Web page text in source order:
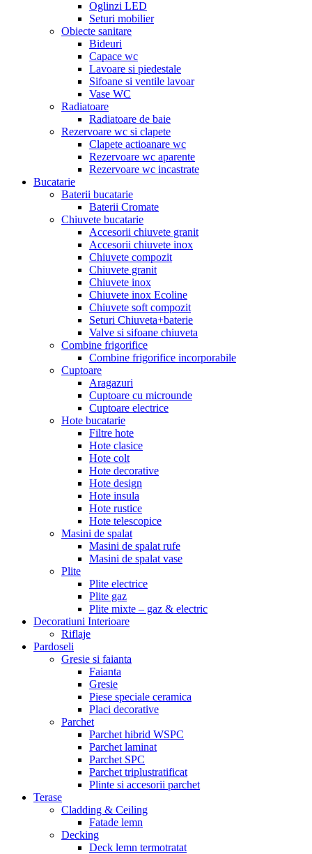
Oglinzi LED
Seturi mobilier
Obiecte sanitare
Bideuri
Capace wc
Lavoare si piedestale
Sifoane si ventile lavoar
Vase WC
Radiatoare
Radiatoare de baie
Rezervoare wc si clapete
Clapete actioanare wc
Rezervoare wc aparente
Rezervoare wc incastrate
Bucatarie
Baterii bucatarie
Baterii Cromate
Chiuvete bucatarie
Accesorii chiuvete granit
Accesorii chiuvete inox
Chiuvete compozit
Chiuvete granit
Chiuvete inox
Chiuvete inox Ecoline
Chiuvete soft compozit
Seturi Chiuveta+baterie
Valve si sifoane chiuveta
Combine frigorifice
Combine frigorifice incorporabile
Cuptoare
Aragazuri
Cuptoare cu microunde
Cuptoare electrice
Hote bucatarie
Filtre hote
Hote clasice
Hote colt
Hote decorative
Hote design
Hote insula
Hote rustice
Hote telescopice
Masini de spalat
Masini de spalat rufe
Masini de spalat vase
Plite
Plite electrice
Plite gaz
Plite mixte – gaz & electric
Decoratiuni Interioare
Riflaje
Pardoseli
Gresie si faianta
Faianta
Gresie
Piese speciale ceramica
Placi decorative
Parchet
Parchet hibrid WSPC
Parchet laminat
Parchet SPC
Parchet triplustratificat
Plinte si accesorii parchet
Terase
Cladding & Ceiling
Fatade lemn
Decking
Deck lemn termotratat